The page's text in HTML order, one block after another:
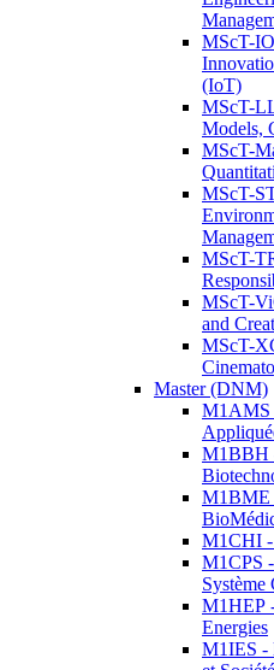
MScT-
(IoT)
MScT-
Models,
MScT-
MScT-
MScT-
MScT-
and
MScT-
Master (DNM)
M1AMS
M1BBH
M1BME
M1CHI -
M1CPS
Système
M1HEP
Energies
M1IES -